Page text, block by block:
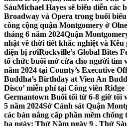
SáuMichael Hayes sẽ biểu diễn các
Broadway và Opera trong buổi
công cộng quận Montgomery ở
tháng 6 năm 2024Quận
nhật về thời tiết khắc nghiệt và
điện bị rơiRockville’s Global Bites
tổ chức buổi mở cửa cho người tìm
năm 2024 tại County’s Executive
Buddha’s Birthday at Vien An
Disco’ miễn phí tại Công viên
Germantown Buổi tối từ 6-8 giờ tối
5 năm 2024Sở Cảnh sát Quận
các bản nâng cấp phần mềm
ba ngày: Thứ Năm ngày 9 , Thứ